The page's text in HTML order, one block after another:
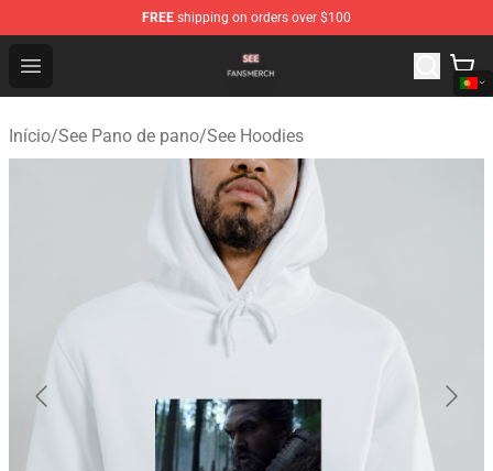
FREE shipping on orders over $100
Open menu
See Shop - Official See Merchandise Store
Início/See Pano de pano/See Hoodies